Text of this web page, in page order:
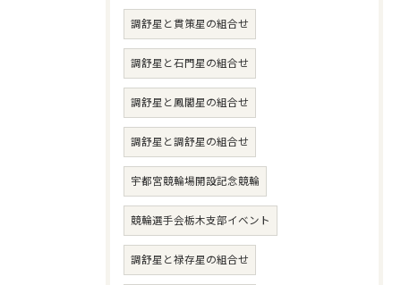
調舒星と貫策星の組合せ
調舒星と石門星の組合せ
調舒星と鳳閣星の組合せ
調舒星と調舒星の組合せ
宇都宮競輪場開設記念競輪
競輪選手会栃木支部イベント
調舒星と禄存星の組合せ